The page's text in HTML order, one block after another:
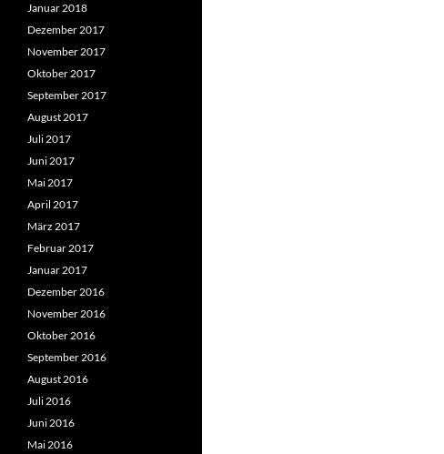
Januar 2018
Dezember 2017
November 2017
Oktober 2017
September 2017
August 2017
Juli 2017
Juni 2017
Mai 2017
April 2017
März 2017
Februar 2017
Januar 2017
Dezember 2016
November 2016
Oktober 2016
September 2016
August 2016
Juli 2016
Juni 2016
Mai 2016